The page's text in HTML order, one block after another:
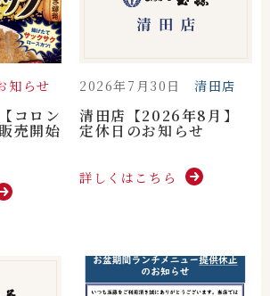
知らせ
コロン
売開始
2026年7月30日 清田店
清田店【2026年8月】
定休日のお知らせ
詳しくはこちら